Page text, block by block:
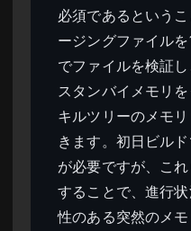
必須であるという
ージングファイル
でファイルを検証
スタンバイメモリ
キルツリーのメモ
きます。初日ビル
が必要ですが、こ
することで、進行
性のある突然のメ